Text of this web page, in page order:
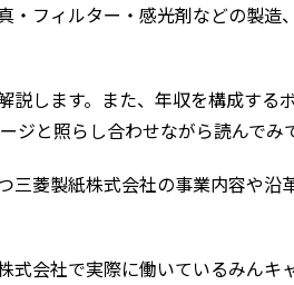
フィルター・感光剤などの製造
します。また、年収を構成する
ジと照らし合わせながら読んでみ
菱製紙株式会社の事業内容や沿
会社で実際に働いているみんキ